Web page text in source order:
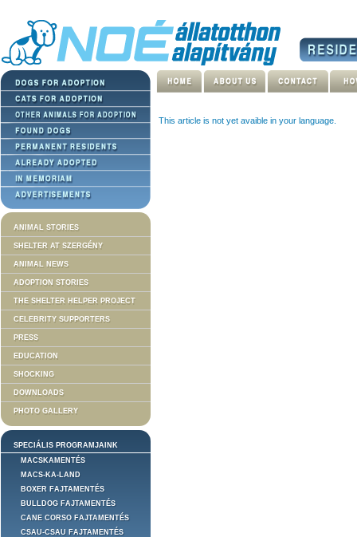
ANIMAL STORIES
SHELTER AT SZERGÉNY
ANIMAL NEWS
ADOPTION STORIES
THE SHELTER HELPER PROJECT
CELEBRITY SUPPORTERS
PRESS
EDUCATION
SHOCKING
DOWNLOADS
PHOTO GALLERY
SPECIÁLIS PROGRAMJAINK
MACSKAMENTÉS
MACS-KA-LAND
BOXER FAJTAMENTÉS
BULLDOG FAJTAMENTÉS
CANE CORSO FAJTAMENTÉS
CSAU-CSAU FAJTAMENTÉS
This article is not yet avaible in your language.